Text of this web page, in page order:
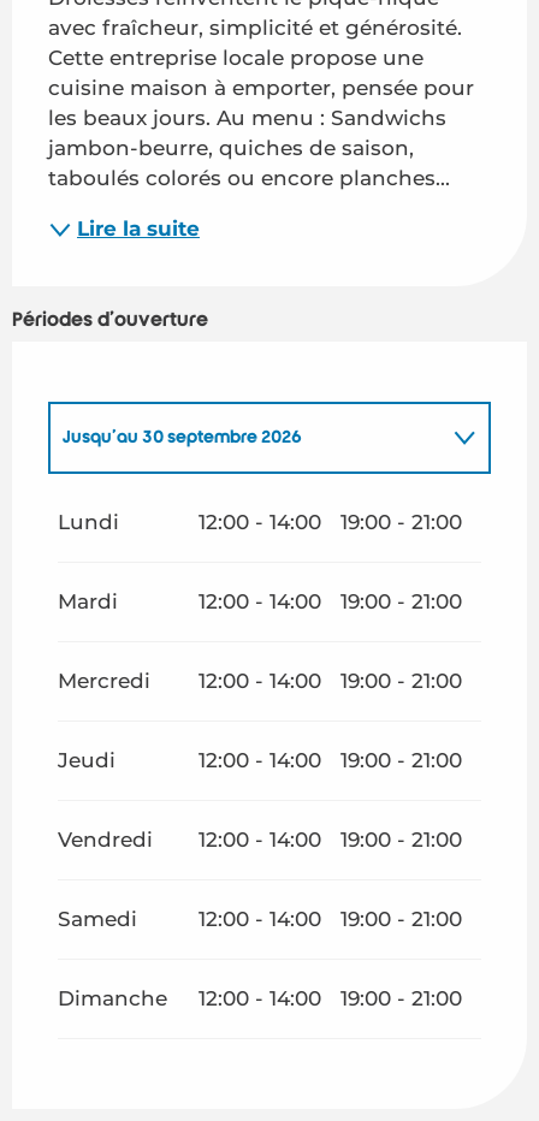
avec fraîcheur, simplicité et générosité.
Cette entreprise locale propose une
cuisine maison à emporter, pensée pour
les beaux jours. Au menu : Sandwichs
jambon-beurre, quiches de saison,
taboulés colorés ou encore planches...
Lire la suite
Périodes d'ouverture
Jusqu'au 30 septembre 2026
Lundi 12:00 - 14:00 19:00 - 21:00
Mardi 12:00 - 14:00 19:00 - 21:00
Mercredi 12:00 - 14:00 19:00 - 21:00
Jeudi 12:00 - 14:00 19:00 - 21:00
Vendredi 12:00 - 14:00 19:00 - 21:00
Samedi 12:00 - 14:00 19:00 - 21:00
Dimanche 12:00 - 14:00 19:00 - 21:00